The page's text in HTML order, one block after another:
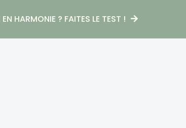
HARMONIE ? FAITES LE TEST !